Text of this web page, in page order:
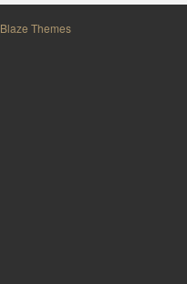
Blaze Themes